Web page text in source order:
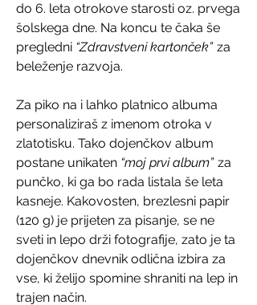
do 6. leta otrokove starosti oz. prvega
šolskega dne. Na koncu te čaka še
pregledni “Zdravstveni kartonček” za
beleženje razvoja.
Za piko na i lahko platnico albuma
personaliziraš z imenom otroka v
zlatotisku. Tako dojenčkov album
postane unikaten “moj prvi album” za
punčko, ki ga bo rada listala še leta
kasneje. Kakovosten, brezlesni papir
(120 g) je prijeten za pisanje, se ne
sveti in lepo drži fotografije, zato je ta
dojenčkov dnevnik odlična izbira za
vse, ki želijo spomine shraniti na lep in
trajen način.